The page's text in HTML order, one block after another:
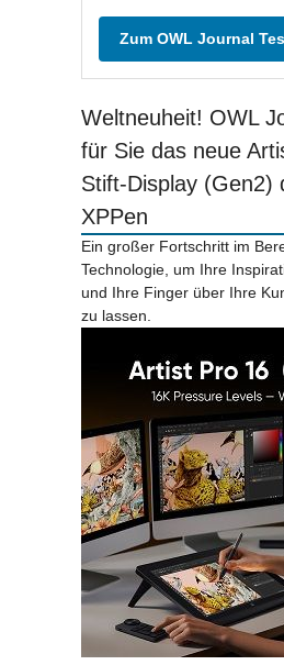
Zum OWL Journal
Weltneuheit! OWL
für Sie das neue
Stift-Display (Gen2)
XPPen
Ein großer Fortschritt im
Technologie, um Ihre
und Ihre Finger über Ihre
zu lassen.